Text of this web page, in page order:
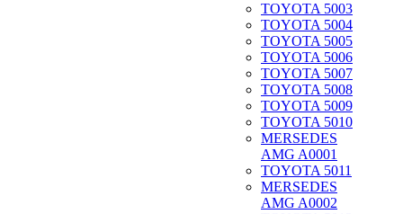
TOYOTA 5003
TOYOTA 5004
TOYOTA 5005
TOYOTA 5006
TOYOTA 5007
TOYOTA 5008
TOYOTA 5009
TOYOTA 5010
MERSEDES
AMG A0001
TOYOTA 5011
MERSEDES
AMG A0002